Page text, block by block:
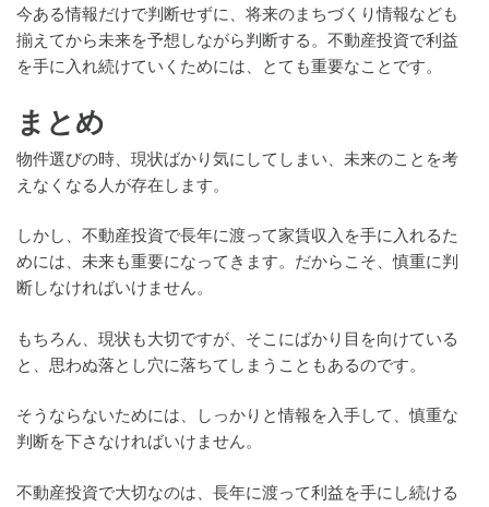
今ある情報だけで判断せずに、将来のまちづくり情報なども
揃えてから未来を予想しながら判断する。不動産投資で利益
を手に入れ続けていくためには、とても重要なことです。
まとめ
物件選びの時、現状ばかり気にしてしまい、未来のことを考
えなくなる人が存在します。
しかし、不動産投資で長年に渡って家賃収入を手に入れるた
めには、未来も重要になってきます。だからこそ、慎重に判
断しなければいけません。
もちろん、現状も大切ですが、そこにばかり目を向けている
と、思わぬ落とし穴に落ちてしまうこともあるのです。
そうならないためには、しっかりと情報を入手して、慎重な
判断を下さなければいけません。
不動産投資で大切なのは、長年に渡って利益を手にし続ける